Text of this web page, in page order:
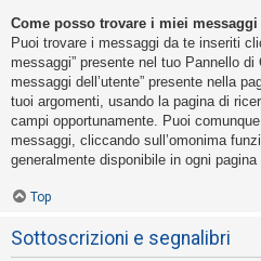
Come posso trovare i miei
Puoi trovare i messaggi da te inseriti
messaggi” presente nel tuo Pannello
messaggi dell’utente” presente nella
tuoi argomenti, usando la pagina di
campi opportunamente. Puoi
messaggi, cliccando sull’omonima
generalmente disponibile in ogni pagina
Top
Sottoscrizioni e segnalibri